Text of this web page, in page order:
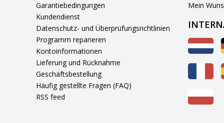
Garantiebedingungen
Kundendienst
Datenschutz- und Überprüfungsrichtlinien
Programm reparieren
Kontoinformationen
Lieferung und Rücknahme
Geschäftsbestellung
Häufig gestellte Fragen (FAQ)
RSS feed
Mein